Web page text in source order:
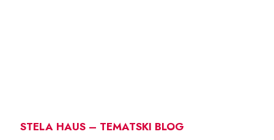
STELA HAUS – TEMATSKI BLOG